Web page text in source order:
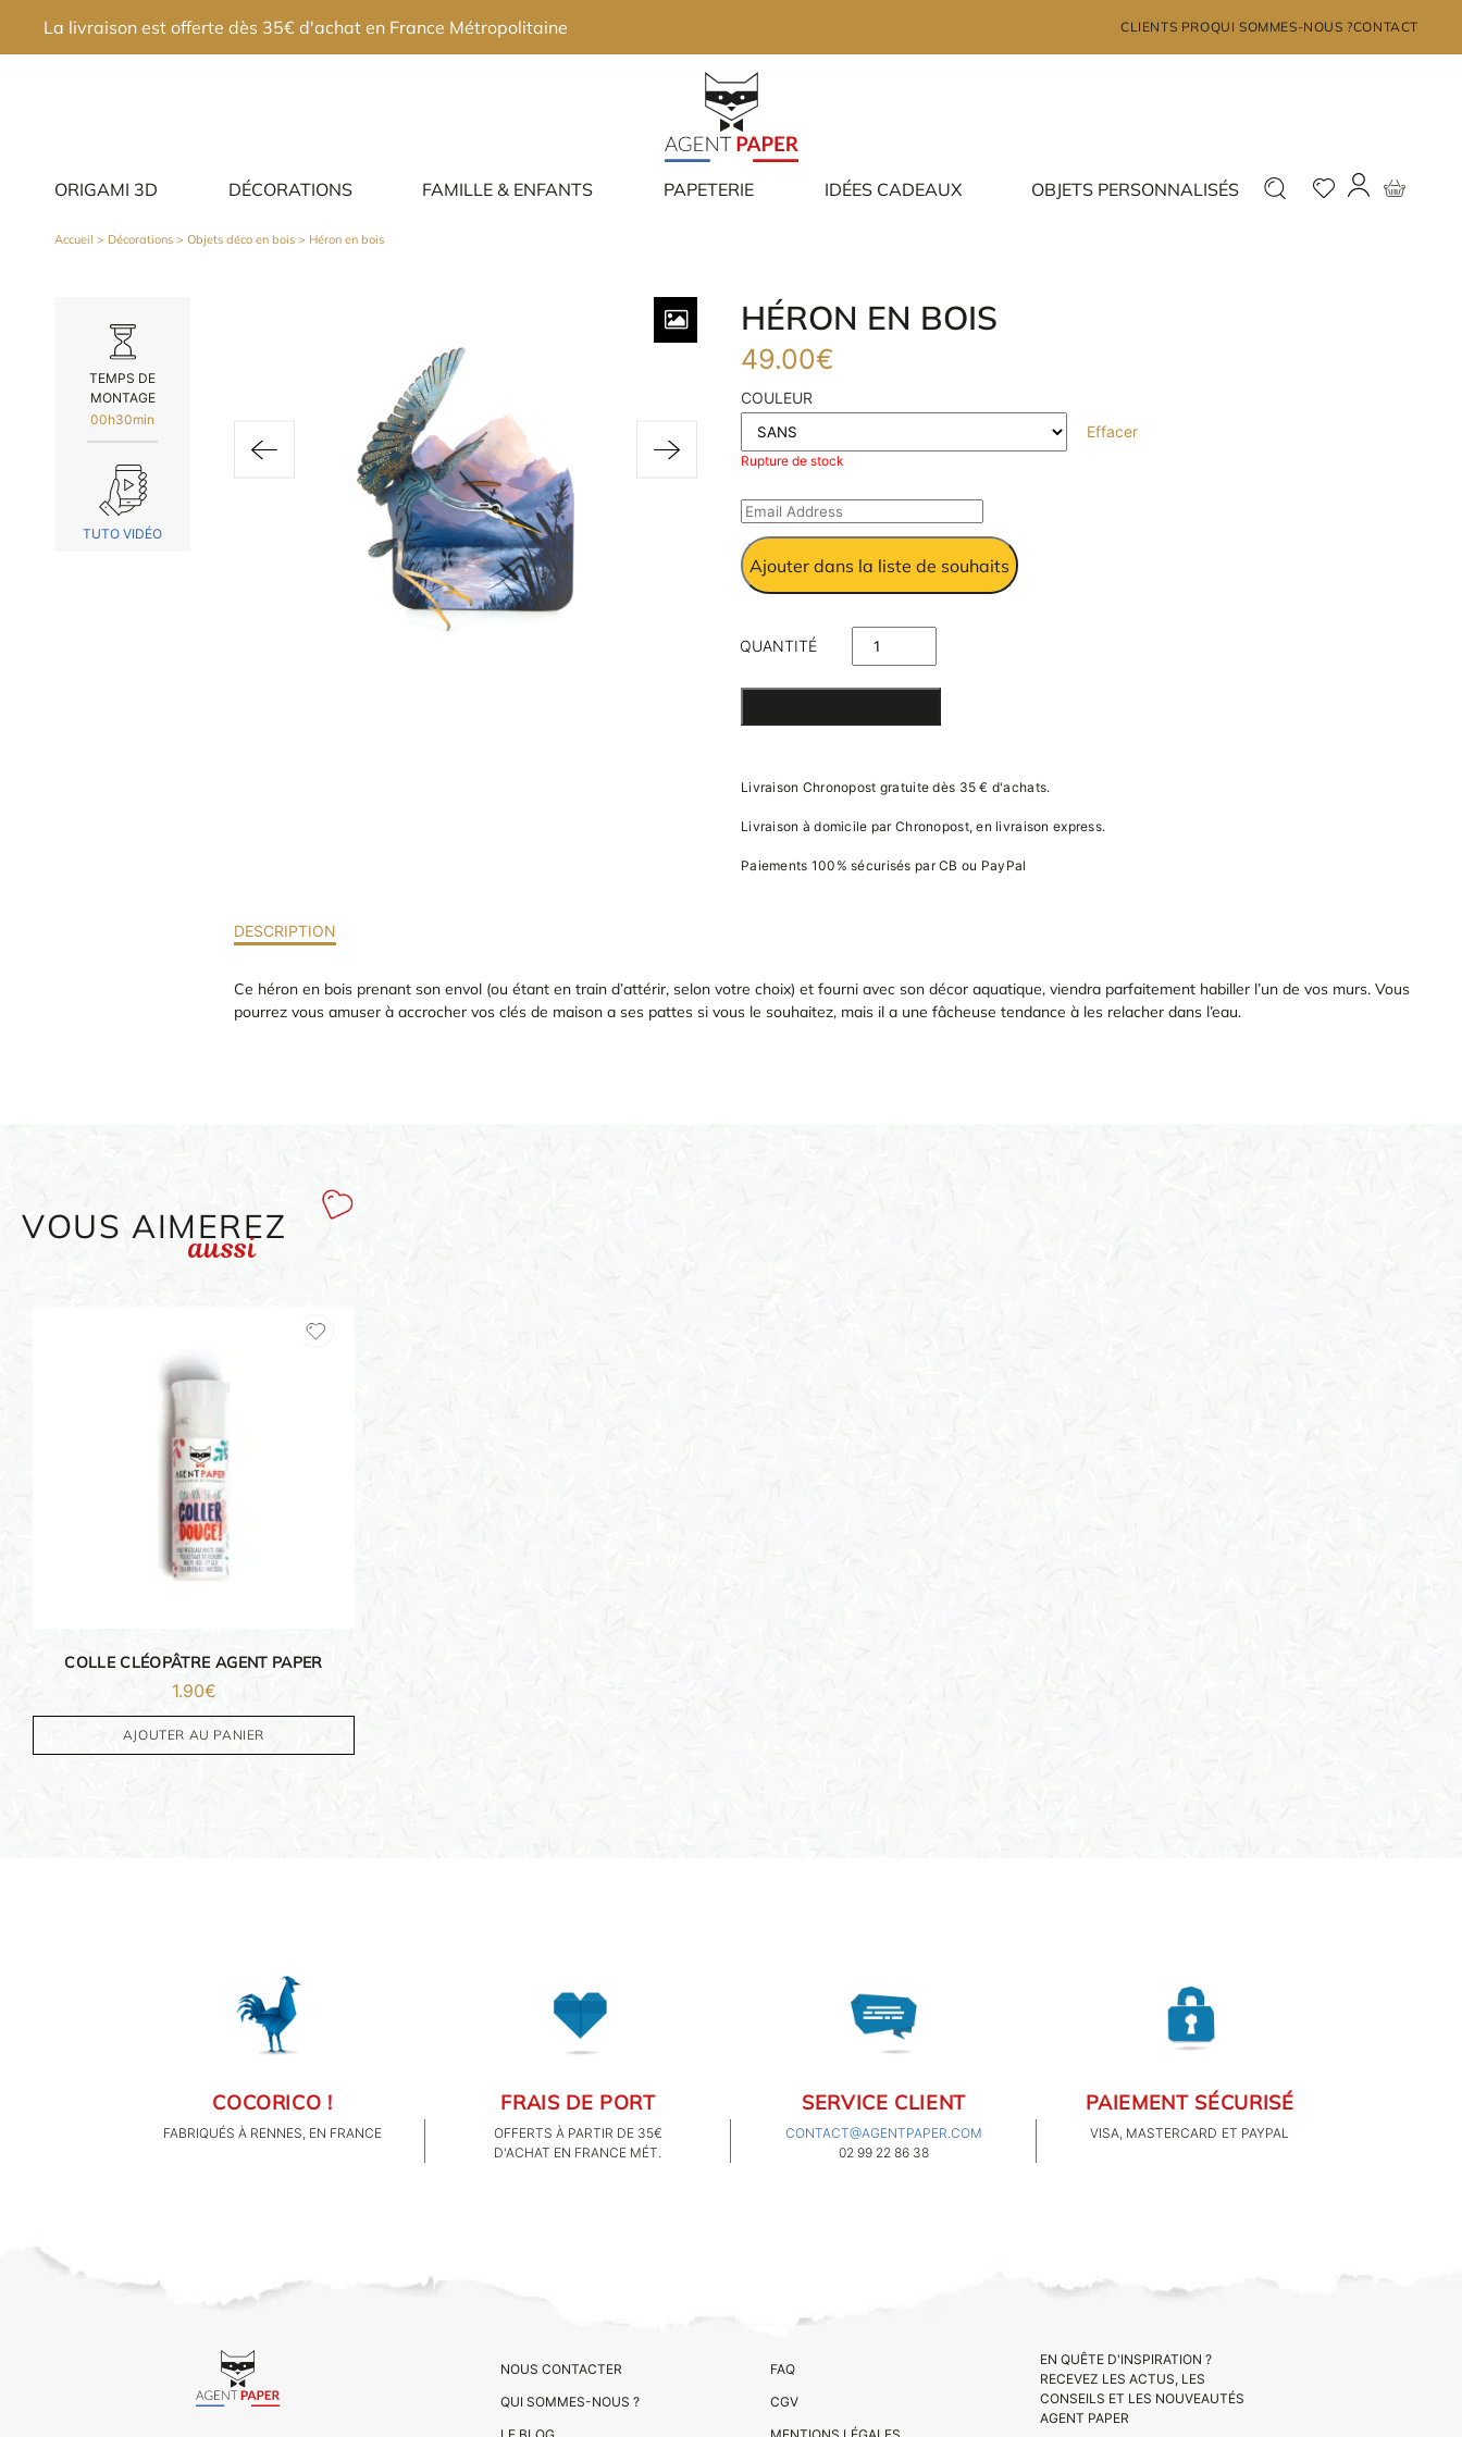
ORIGAMI 3D DÉCORATIONS FAMILLE & ENFANTS PAPETERIE IDÉES CADEAUX OBJETS PERSONNALISÉS
La livraison est offerte dès 35€ d'achat en France Métropolitaine CLIENTS PROQUI SOMMES-NOUS ?CONTACT
Accueil > Décorations > Objets déco en bois > Héron en bois
TEMPS DE
MONTAGE
00h30min
TUTO VIDÉO
HÉRON EN BOIS
49.00€
COULEUR
Effacer
Rupture de stock
Enter
your
email
to
product
Ajouter dans la liste de souhaits
QUANTITÉ
DE HÉRON
EN BOIS
Livraison Chronopost gratuite dès 35 € d'achats.
Livraison à domicile par Chronopost, en livraison express.
Paiements 100% sécurisés par CB ou PayPal
DESCRIPTION
Ce héron en bois prenant son envol (ou étant en train d’attérir, selon votre choix) et fourni avec son décor aquatique, viendra parfaitement habiller l’un de vos murs. Vous
pourrez vous amuser à accrocher vos clés de maison a ses pattes si vous le souhaitez, mais il a une fâcheuse tendance à les relacher dans l’eau.
VOUS AIMEREZ
aussi
COLLE CLÉOPÂTRE AGENT PAPER
1.90€
AJOUTER AU PANIER
×
Déjà inscrit ? Nouveau ?
JE ME CONNECTE
×
FAMILLE & ENFANTS
IDÉES CADEAUX
OBJETS PERSONNALISÉS
COCORICO !
FABRIQUÉS À RENNES, EN FRANCE
FRAIS DE PORT
OFFERTS À PARTIR DE 35€
D'ACHAT EN FRANCE MÉT.
SERVICE CLIENT
CONTACT@AGENTPAPER.COM
02 99 22 86 38
PAIEMENT SÉCURISÉ
VISA, MASTERCARD ET PAYPAL
NOUS CONTACTER
QUI SOMMES-NOUS ?
FAQ
CGV
EN QUÊTE D'INSPIRATION ?
RECEVEZ LES ACTUS, LES
CONSEILS ET LES NOUVEAUTÉS
AGENT PAPER